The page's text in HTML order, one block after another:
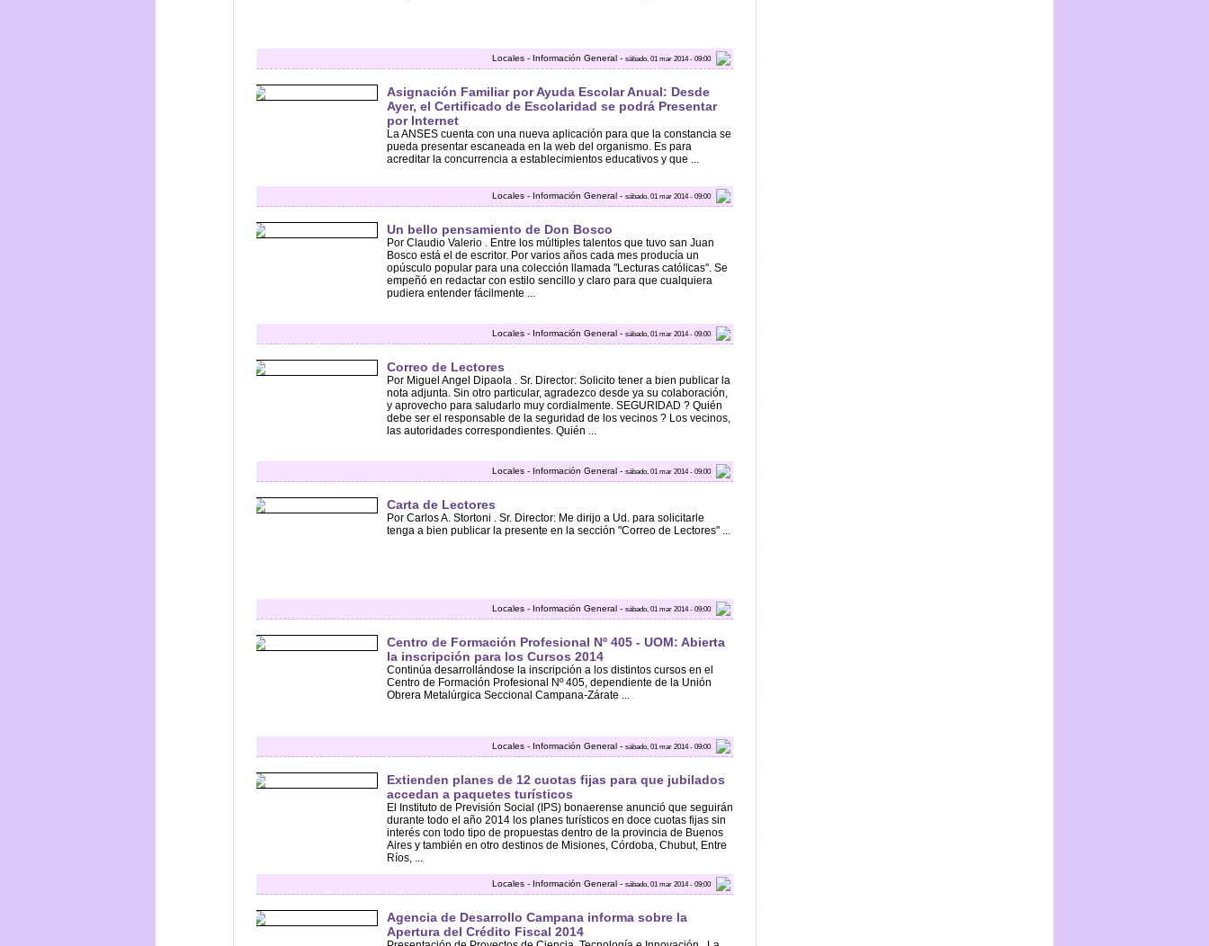
Locales - Información General - sábado, 01 mar 2014 - 09:00
Asignación Familiar por Ayuda Escolar Anual: Desde
Ayer, el Certificado de Escolaridad se podrá Presentar
por Internet
La ANSES cuenta con una nueva aplicación para que la constancia se
pueda presentar escaneada en la web del organismo. Es para
acreditar la concurrencia a establecimientos educativos y que ...
Locales - Información General - sábado, 01 mar 2014 - 09:00
Un bello pensamiento de Don Bosco
Por Claudio Valerio . Entre los múltiples talentos que tuvo san Juan
Bosco está el de escritor. Por varios años cada mes producía un
opúsculo popular para una colección llamada "Lecturas católicas". Se
empeñó en redactar con estilo sencillo y claro para que cualquiera
pudiera entender fácilmente ...
Locales - Información General - sábado, 01 mar 2014 - 09:00
Correo de Lectores
Por Miguel Angel Dipaola . Sr. Director: Solicito tener a bien publicar la
nota adjunta. Sin otro particular, agradezco desde ya su colaboración,
y aprovecho para saludarlo muy cordialmente. SEGURIDAD ? Quién
debe ser el responsable de la seguridad de los vecinos ? Los vecinos,
las autoridades correspondientes. Quién ...
Locales - Información General - sábado, 01 mar 2014 - 09:00
Carta de Lectores
Por Carlos A. Stortoni . Sr. Director: Me dirijo a Ud. para solicitarle
tenga a bien publicar la presente en la sección "Correo de Lectores" ...
Locales - Información General - sábado, 01 mar 2014 - 09:00
Centro de Formación Profesional Nº 405 - UOM: Abierta
la inscripción para los Cursos 2014
Continúa desarrollándose la inscripción a los distintos cursos en el
Centro de Formación Profesional Nº 405, dependiente de la Unión
Obrera Metalúrgica Seccional Campana-Zárate ...
Locales - Información General - sábado, 01 mar 2014 - 09:00
Extienden planes de 12 cuotas fijas para que jubilados
accedan a paquetes turísticos
El Instituto de Previsión Social (IPS) bonaerense anunció que seguirán
durante todo el año 2014 los planes turísticos en doce cuotas fijas sin
interés con todo tipo de propuestas dentro de la provincia de Buenos
Aires y también en otro destinos de Misiones, Córdoba, Chubut, Entre
Ríos, ...
Locales - Información General - sábado, 01 mar 2014 - 09:00
Agencia de Desarrollo Campana informa sobre la
Apertura del Crédito Fiscal 2014